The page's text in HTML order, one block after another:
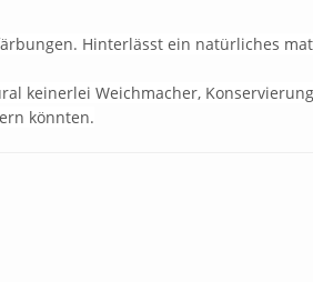
Hinterlässt ein natürliches
keinerlei Weichmacher,
könnten.